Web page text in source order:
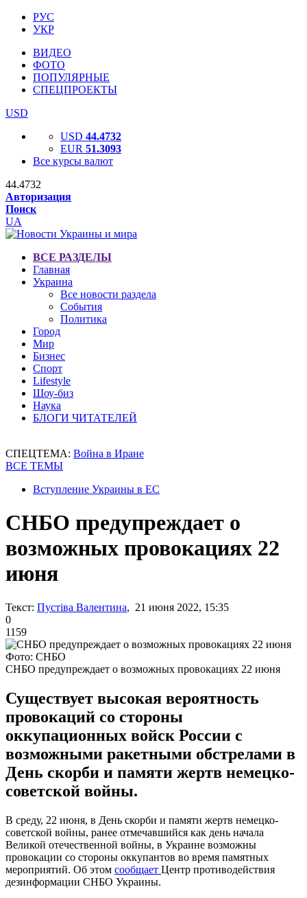
РУС
УКР
ВИДЕО
ФОТО
ПОПУЛЯРНЫЕ
СПЕЦПРОЕКТЫ
USD
USD 44.4732
EUR 51.3093
Все курсы валют
44.4732
Авторизация
Поиск
UA
ВСЕ РАЗДЕЛЫ
Главная
Украина
Все новости раздела
События
Политика
Город
Мир
Бизнес
Спорт
Lifestyle
Шоу-биз
Наука
БЛОГИ ЧИТАТЕЛЕЙ
СПЕЦТЕМА: Война в Иране
ВСЕ ТЕМЫ
Вступление Украины в ЕС
СНБО предупреждает о
возможных провокациях 22
июня
Текст: Пустіва Валентина, 21 июня 2022, 15:35
0
1159
Фото: СНБО
СНБО предупреждает о возможных провокациях 22 июня
Существует высокая вероятность
провокаций со стороны
оккупационных войск России с
возможными ракетными обстрелами в
День скорби и памяти жертв немецко-
советской войны.
В среду, 22 июня, в День скорби и памяти жертв немецко-
советской войны, ранее отмечавшийся как день начала
Великой отечественной войны, в Украине возможны
провокации со стороны оккупантов во время памятных
мероприятий. Об этом сообщает Центр противодействия
дезинформации СНБО Украины.